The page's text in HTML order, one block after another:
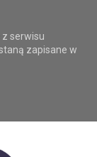
serwisu
zapisane w